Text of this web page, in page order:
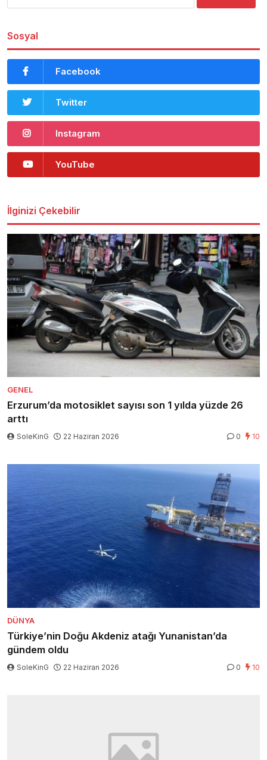
Sosyal
Facebook
Twitter
Instagram
YouTube
İlginizi Çekebilir
GENEL
Erzurum’da motosiklet sayısı son 1 yılda yüzde 26
arttı
SoleKinG 22 Haziran 2026 0 10
DÜNYA
Türkiye’nin Doğu Akdeniz atağı Yunanistan’da
gündem oldu
SoleKinG 22 Haziran 2026 0 10